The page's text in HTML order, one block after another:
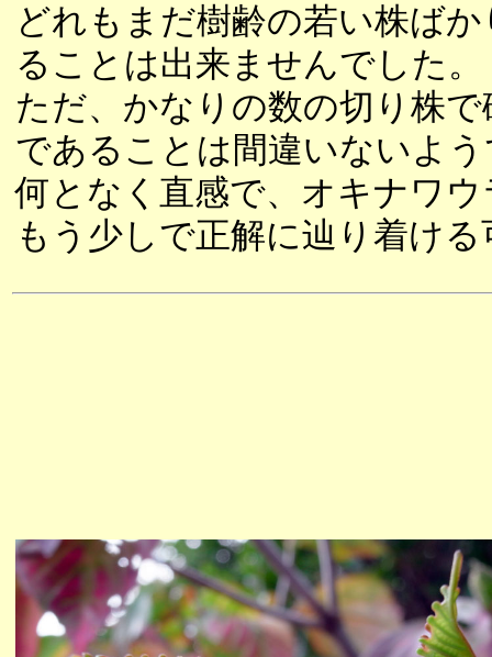
どれもまだ樹齢の若い株ば
ることは出来ませんでした。
ただ、かなりの数の切り株
であることは間違いないよ
何となく直感で、オキナワ
もう少しで正解に辿り着け